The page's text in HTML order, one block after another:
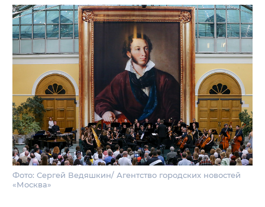
Фото: Сергей Ведяшкин/ Агентство городских новостей
«Москва»